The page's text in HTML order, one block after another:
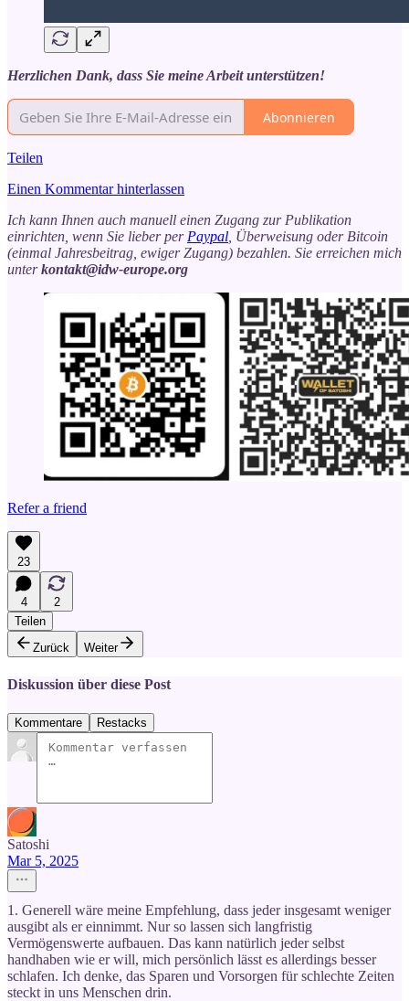
Herzlichen Dank, dass Sie meine Arbeit unterstützen!
Abonnieren
Teilen
Einen Kommentar hinterlassen
Ich kann Ihnen auch manuell einen Zugang zur Publikation
einrichten, wenn Sie lieber per Paypal , Überweisung oder Bitcoin
(einmal Jahresbeitrag, ewiger Zugang) bezahlen. Sie erreichen mich
unterkontakt@idw-europe.org
Refer a friend
23
4
2
Teilen
Zurück
Weiter
Diskussion über diese Post
Kommentare Restacks
Satoshi
Mar 5, 2025
1. Generell wäre meine Empfehlung, dass jeder insgesamt weniger
ausgibt als er einnimmt. Nur so lassen sich langfristig
Vermögenswerte aufbauen. Das kann natürlich jeder selbst
handhaben wie er will, mich persönlich lässt es allerdings besser
schlafen. Ich denke, das Sparen und Vorsorgen für schlechte Zeiten
steckt in uns Menschen drin.